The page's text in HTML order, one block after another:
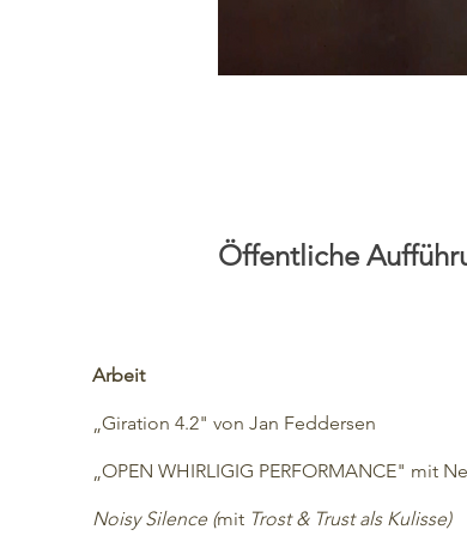
Öffentliche
Arbeit
„Giration 4.2" von Jan Feddersen
„OPEN WHIRLIGIG PERFORMANCE" mit
Noisy Silence (mit Trost & Trust als Kulisse)